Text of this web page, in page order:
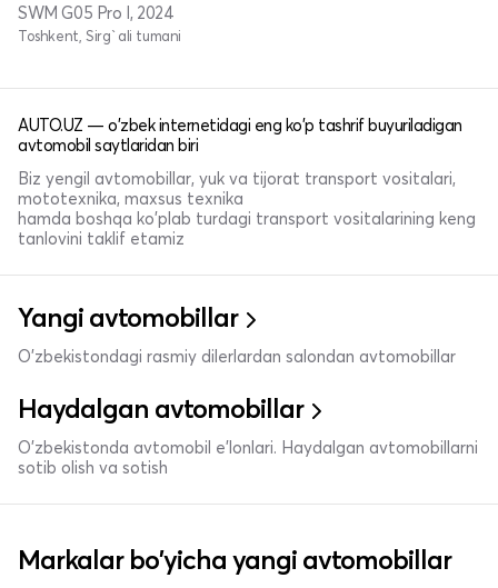
SWM G05 Pro I, 2024
Toshkent, Sirg`ali tumani
AUTO.UZ — o'zbek internetidagi eng ko'p tashrif buyuriladigan
avtomobil saytlaridan biri
Biz yengil avtomobillar, yuk va tijorat transport vositalari,
mototexnika, maxsus texnika
hamda boshqa ko'plab turdagi transport vositalarining keng
tanlovini taklif etamiz
Yangi avtomobillar
O'zbekistondagi rasmiy dilerlardan salondan avtomobillar
Haydalgan avtomobillar
O'zbekistonda avtomobil e’lonlari. Haydalgan avtomobillarni
sotib olish va sotish
Markalar bo'yicha yangi avtomobillar